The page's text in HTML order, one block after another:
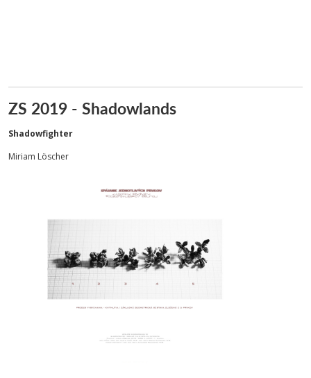
ZS 2019 - Shadowlands
Shadowfighter
Miriam Löscher